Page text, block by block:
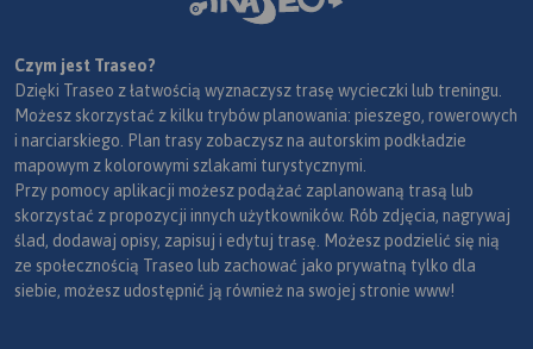
Czym jest Traseo?
Dzięki Traseo z łatwością wyznaczysz trasę wycieczki lub treningu.
Możesz skorzystać z kilku trybów planowania: pieszego, rowerowych
i narciarskiego. Plan trasy zobaczysz na autorskim podkładzie
mapowym z kolorowymi szlakami turystycznymi.
Przy pomocy aplikacji możesz podążać zaplanowaną trasą lub
skorzystać z propozycji innych użytkowników. Rób zdjęcia, nagrywaj
ślad, dodawaj opisy, zapisuj i edytuj trasę. Możesz podzielić się nią
ze społecznością Traseo lub zachować jako prywatną tylko dla
siebie, możesz udostępnić ją również na swojej stronie www!